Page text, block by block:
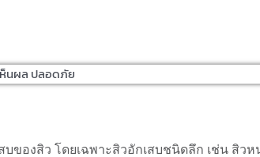
ห็นผล ปลอดภัย
บของสิว โดยเฉพาะสิวอักเสบชนิดลึก เช่น สิ